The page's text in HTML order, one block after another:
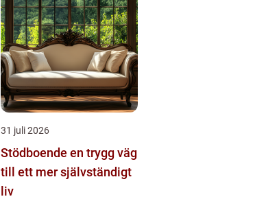
31 juli 2026
Stödboende en trygg väg
till ett mer självständigt
liv